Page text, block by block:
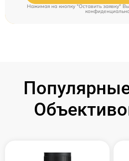
Нажимая на кнопку "Оставить заявку"